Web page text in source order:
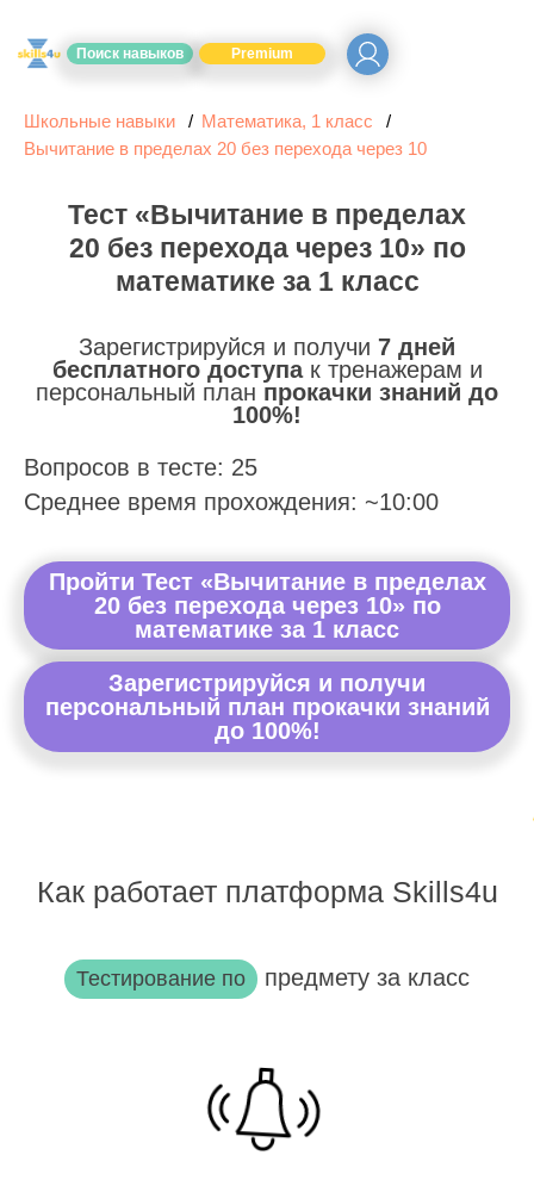
Поиск навыков Premium
Школьные навыки
Математика, 1 класс
Вычитание в пределах 20 без перехода через 10
Тест «Вычитание в пределах
20 без перехода через 10» по
математике за 1 класс
Зарегистрируйся и получи 7 дней
бесплатного доступак тренажерам и
персональный план прокачки знаний до
100%!
Вопросов в тесте: 25
Среднее время прохождения: ~10:00
Пройти Тест «Вычитание в пределах
20 без перехода через 10» по
математике за 1 класс
Зарегистрируйся и получи
персональный план прокачки знаний
до 100%!
Как работает платформа Skills4u
Тестирование по предмету за класс